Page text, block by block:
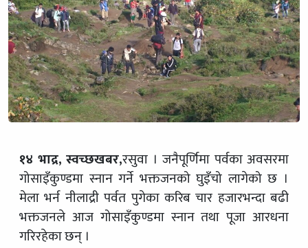
१४ भाद्र, स्वच्छखबर,रसुवा । जनैपूर्णिमा पर्वका अवसरमा
गोसाइँकुण्डमा स्नान गर्ने भक्तजनको घुइँचो लागेको छ ।
मेला भर्न नीलाद्री पर्वत पुगेका करिब चार हजारभन्दा बढी
भक्तजनले आज गोसाइँकुण्डमा स्नान तथा पूजा आरधना
गरिरहेका छन् ।